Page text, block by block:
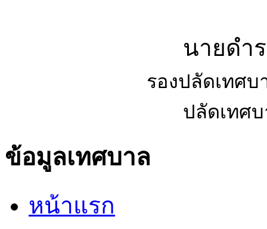
นายดำ
รองปลัดเทศ
ปลัดเทศ
ข้อมูลเทศบาล
หน้าแรก